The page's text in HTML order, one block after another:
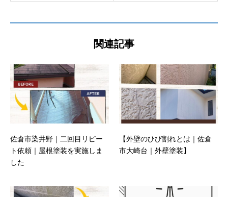
関連記事
佐倉市染井野｜二回目リピー
ト依頼｜屋根塗装を実施しま
した
【外壁のひび割れとは｜佐倉
市大崎台｜外壁塗装】